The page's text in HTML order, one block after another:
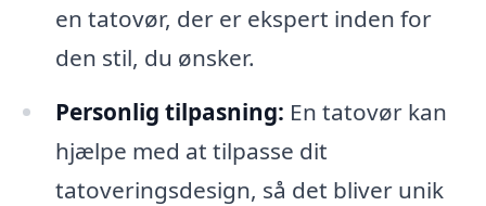
en tatovør, der er ekspert inden for
den stil, du ønsker.
Personlig tilpasning: En tatovør kan
hjælpe med at tilpasse dit
tatoveringsdesign, så det bliver unik